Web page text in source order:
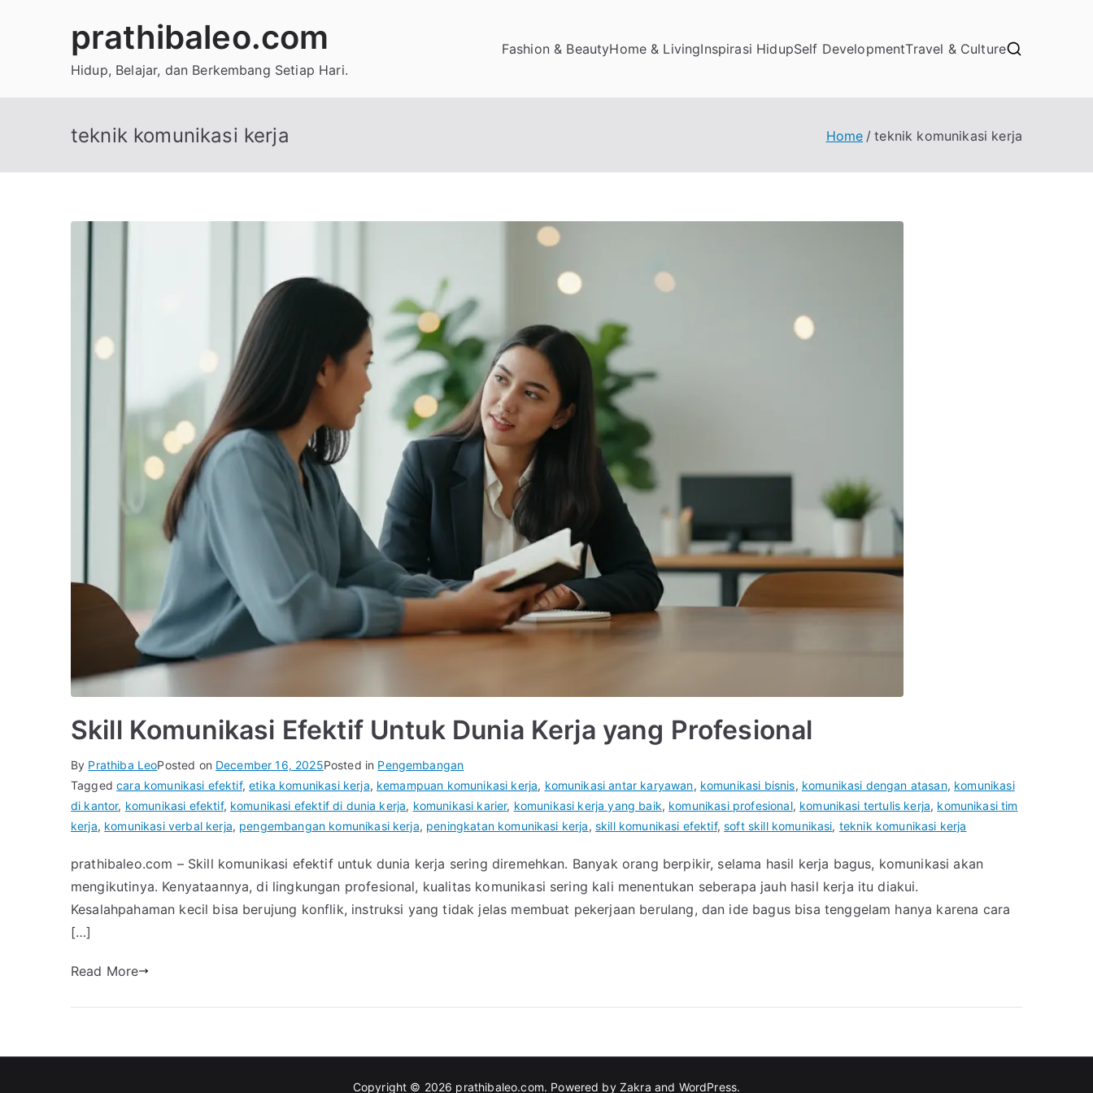
prathibaleo.com
Hidup, Belajar, dan Berkembang Setiap Hari.
Fashion & BeautyHome & LivingInspirasi HidupSelf DevelopmentTravel & Culture
teknik komunikasi kerja Home teknik komunikasi kerja
Skill Komunikasi Efektif Untuk Dunia Kerja yang Profesional
By Prathiba LeoPosted on December 16, 2025Posted in Pengembangan
Taggedcara komunikasi efektif,etika komunikasi kerja, kemampuan komunikasi kerja, komunikasi antar karyawan, komunikasi bisnis, komunikasi dengan atasan, komunikasi
di kantor, komunikasi efektif, komunikasi efektif di dunia kerja, komunikasi karier, komunikasi kerja yang baik, komunikasi profesional, komunikasi tertulis kerja, komunikasi tim
kerja, komunikasi verbal kerja, pengembangan komunikasi kerja, peningkatan komunikasi kerja, skill komunikasi efektif,soft skill komunikasi, teknik komunikasi kerja
prathibaleo.com – Skill komunikasi efektif untuk dunia kerja sering diremehkan. Banyak orang berpikir, selama hasil kerja bagus, komunikasi akan
mengikutinya. Kenyataannya, di lingkungan profesional, kualitas komunikasi sering kali menentukan seberapa jauh hasil kerja itu diakui.
Kesalahpahaman kecil bisa berujung konflik, instruksi yang tidak jelas membuat pekerjaan berulang, dan ide bagus bisa tenggelam hanya karena cara
[…]
Read More
Copyright © 2026 prathibaleo.com. Powered by Zakra and WordPress.